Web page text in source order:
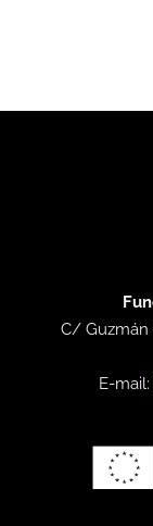
C/ Guzmán
E-mail: